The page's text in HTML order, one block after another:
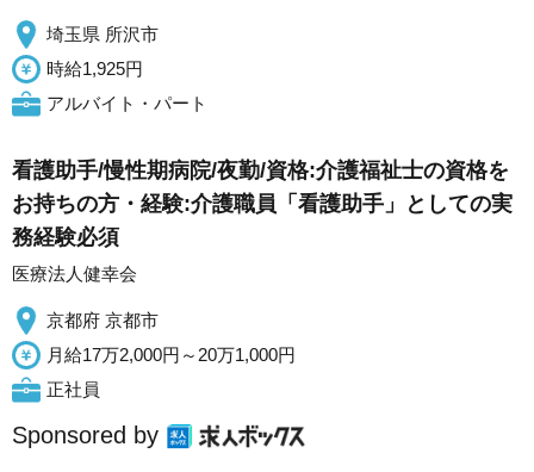
埼玉県 所沢市
時給1,925円
アルバイト・パート
看護助手/慢性期病院/夜勤/資格:介護福祉士の資格を
お持ちの方・経験:介護職員「看護助手」としての実
務経験必須
医療法人健幸会
京都府 京都市
月給17万2,000円～20万1,000円
正社員
Sponsored by